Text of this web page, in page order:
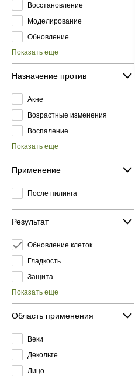
Восстановление
Моделирование
Обновление
Показать еще
Назначение против
Акне
Возрастные изменения
Воспаление
Показать еще
Применение
После пилинга
Результат
Обновление клеток
Гладкость
Защита
Показать еще
Область применения
Веки
Декольте
Лицо